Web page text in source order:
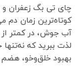
کوتاه‌ترین زمان دم
لذت ببرید که
بهبود خلق‌وخو،